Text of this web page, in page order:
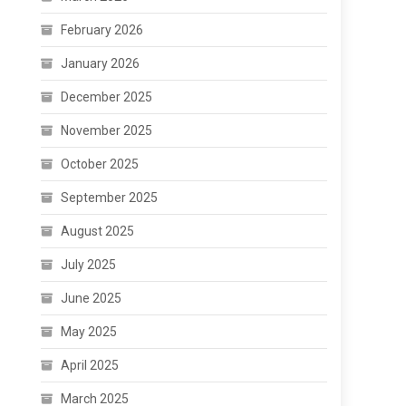
February 2026
January 2026
December 2025
November 2025
October 2025
September 2025
August 2025
July 2025
June 2025
May 2025
April 2025
March 2025